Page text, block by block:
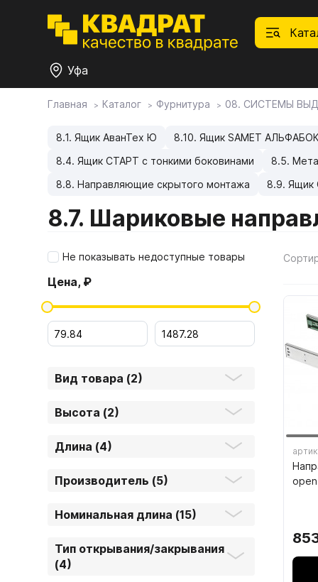
Уфа
Плитные материалы
01.
1.2.
1.3.
1.5.
1.6.
04.
4.2.
4.3.
Столешницы
Мой ЭГГЕР
Фасады
Мебельные образцы, каталоги
Главная Каталог Фурнитура 08. СИСТЕМЫ
8.1. Ящик АванТех Ю 8.10. Ящик SAMET
8.4. Ящик СТАРТ с тонкими боковинами
8.5.
8.8. Направляющие скрытого монтажа
8.9. Ящик
8.7. Шариковые
Не показывать недоступные товары
Цена, ₽
Вид товара (2)
Высота (2)
Длина (4)
Производитель (5)
Номинальная длина (15)
Тип открывания/закрывания
(4)